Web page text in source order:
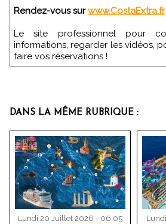
Rendez-vous sur www.CostaExtra.fr
Le site professionnel pour
informations, regarder les vidéos,
faire vos réservations !
DANS LA MÊME RUBRIQUE :
Lundi 20 Juillet 2026 - 06:05